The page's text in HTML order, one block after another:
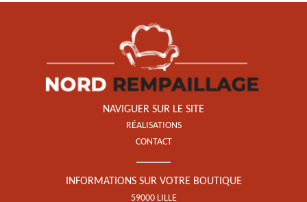
Restauration de fauteuil,
chaise et siège 59
NAVIGUER SUR LE SITE
RÉALISATIONS
CONTACT
INFORMATIONS SUR VOTRE BOUTIQUE
59000 LILLE